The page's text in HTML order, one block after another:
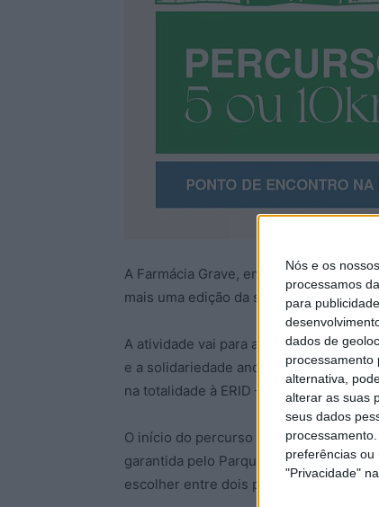
Nós e os nossos
processamos
para
dados de
processamento
alternativa,
alterar as suas
seus dados
preferências
"Privacidade"
A Farmácia Grave, em Castelo
mais uma edição da sua já
A atividade vai para a sua 5ª edição,
e a solidariedade andam de mãos
na totalidade à ERID – Associação
O início do percurso está marcado
garantida pelo Parque do Barrocal. Tal
escolher entre dois percursos